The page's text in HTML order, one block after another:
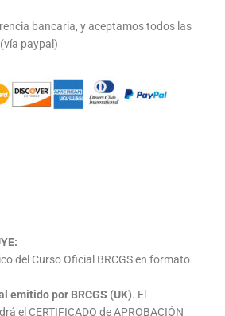
bancaria, y aceptamos todos las
paypal)
del Curso Oficial BRCGS en formato
emitido por BRCGS (UK). El
el CERTIFICADO de APROBACIÓN